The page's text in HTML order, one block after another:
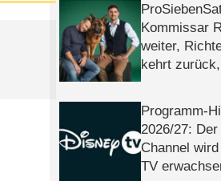
Kommissar
weiter,
kehrt
Programm-
2026/​27:
Channel
TV